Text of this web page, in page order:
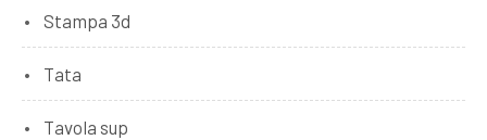
Stampa 3d
Tata
Tavola sup